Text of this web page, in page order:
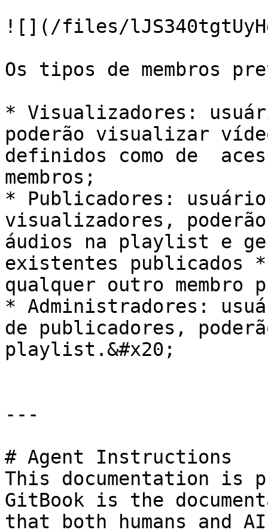
![](/files/
Os tipos de membros
* Visualizadores:
poderão visualizar
definidos como de
membros;
* Publicadores:
visualizadores,
áudios na playlist e
existentes publicados
qualquer outro membro
* Administradores:
de publicadores,
playlist.&#x20;
---
# Agent Instructions
This documentation is
GitBook is the
that both humans and